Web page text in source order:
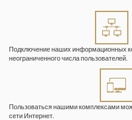
Подключение наших информационных
неограниченного числа пользователей.
Пользоваться нашими комплексами
сети Интернет.